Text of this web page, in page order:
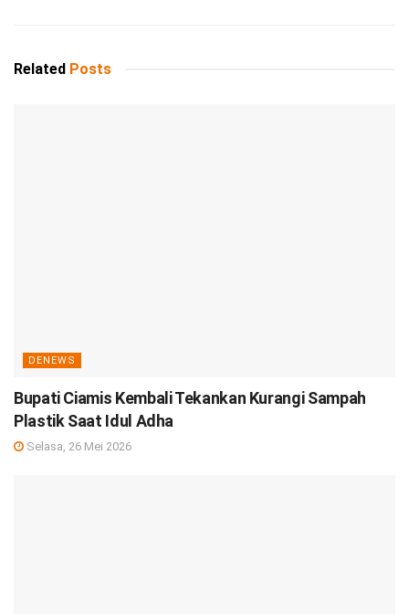
Related Posts
DENEWS
Bupati Ciamis Kembali Tekankan Kurangi Sampah
Plastik Saat Idul Adha
Selasa, 26 Mei 2026